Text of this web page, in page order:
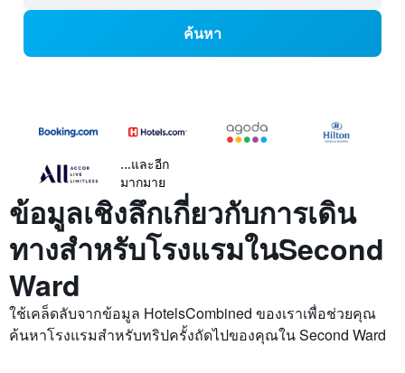
ค้นหา
...และอีก
มากมาย
ข้อมูลเชิงลึกเกี่ยวกับการเดิน
ทางสำหรับโรงแรมในSecond
Ward
ใช้เคล็ดลับจากข้อมูล HotelsCombined ของเราเพื่อช่วยคุณ
ค้นหาโรงแรมสำหรับทริปครั้งถัดไปของคุณใน Second Ward